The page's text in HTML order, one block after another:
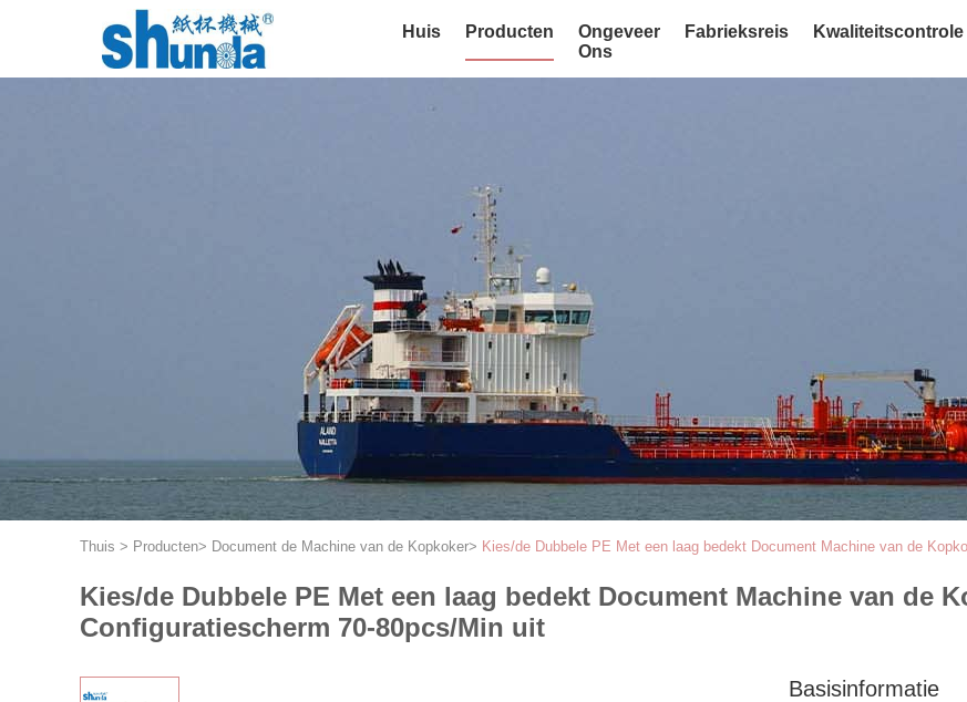
Huis Producten
Ongeveer
Ons
Fabrieksreis Kwaliteitscontrole
Thuis > Producten> Document de Machine van de Kopkoker> Kies/de Dubbele PE Met een laag bedekt Document Machine van de
Kies/de Dubbele PE Met een laag bedekt Document Machine van de
Configuratiescherm 70-80pcs/Min uit
Basisinformatie